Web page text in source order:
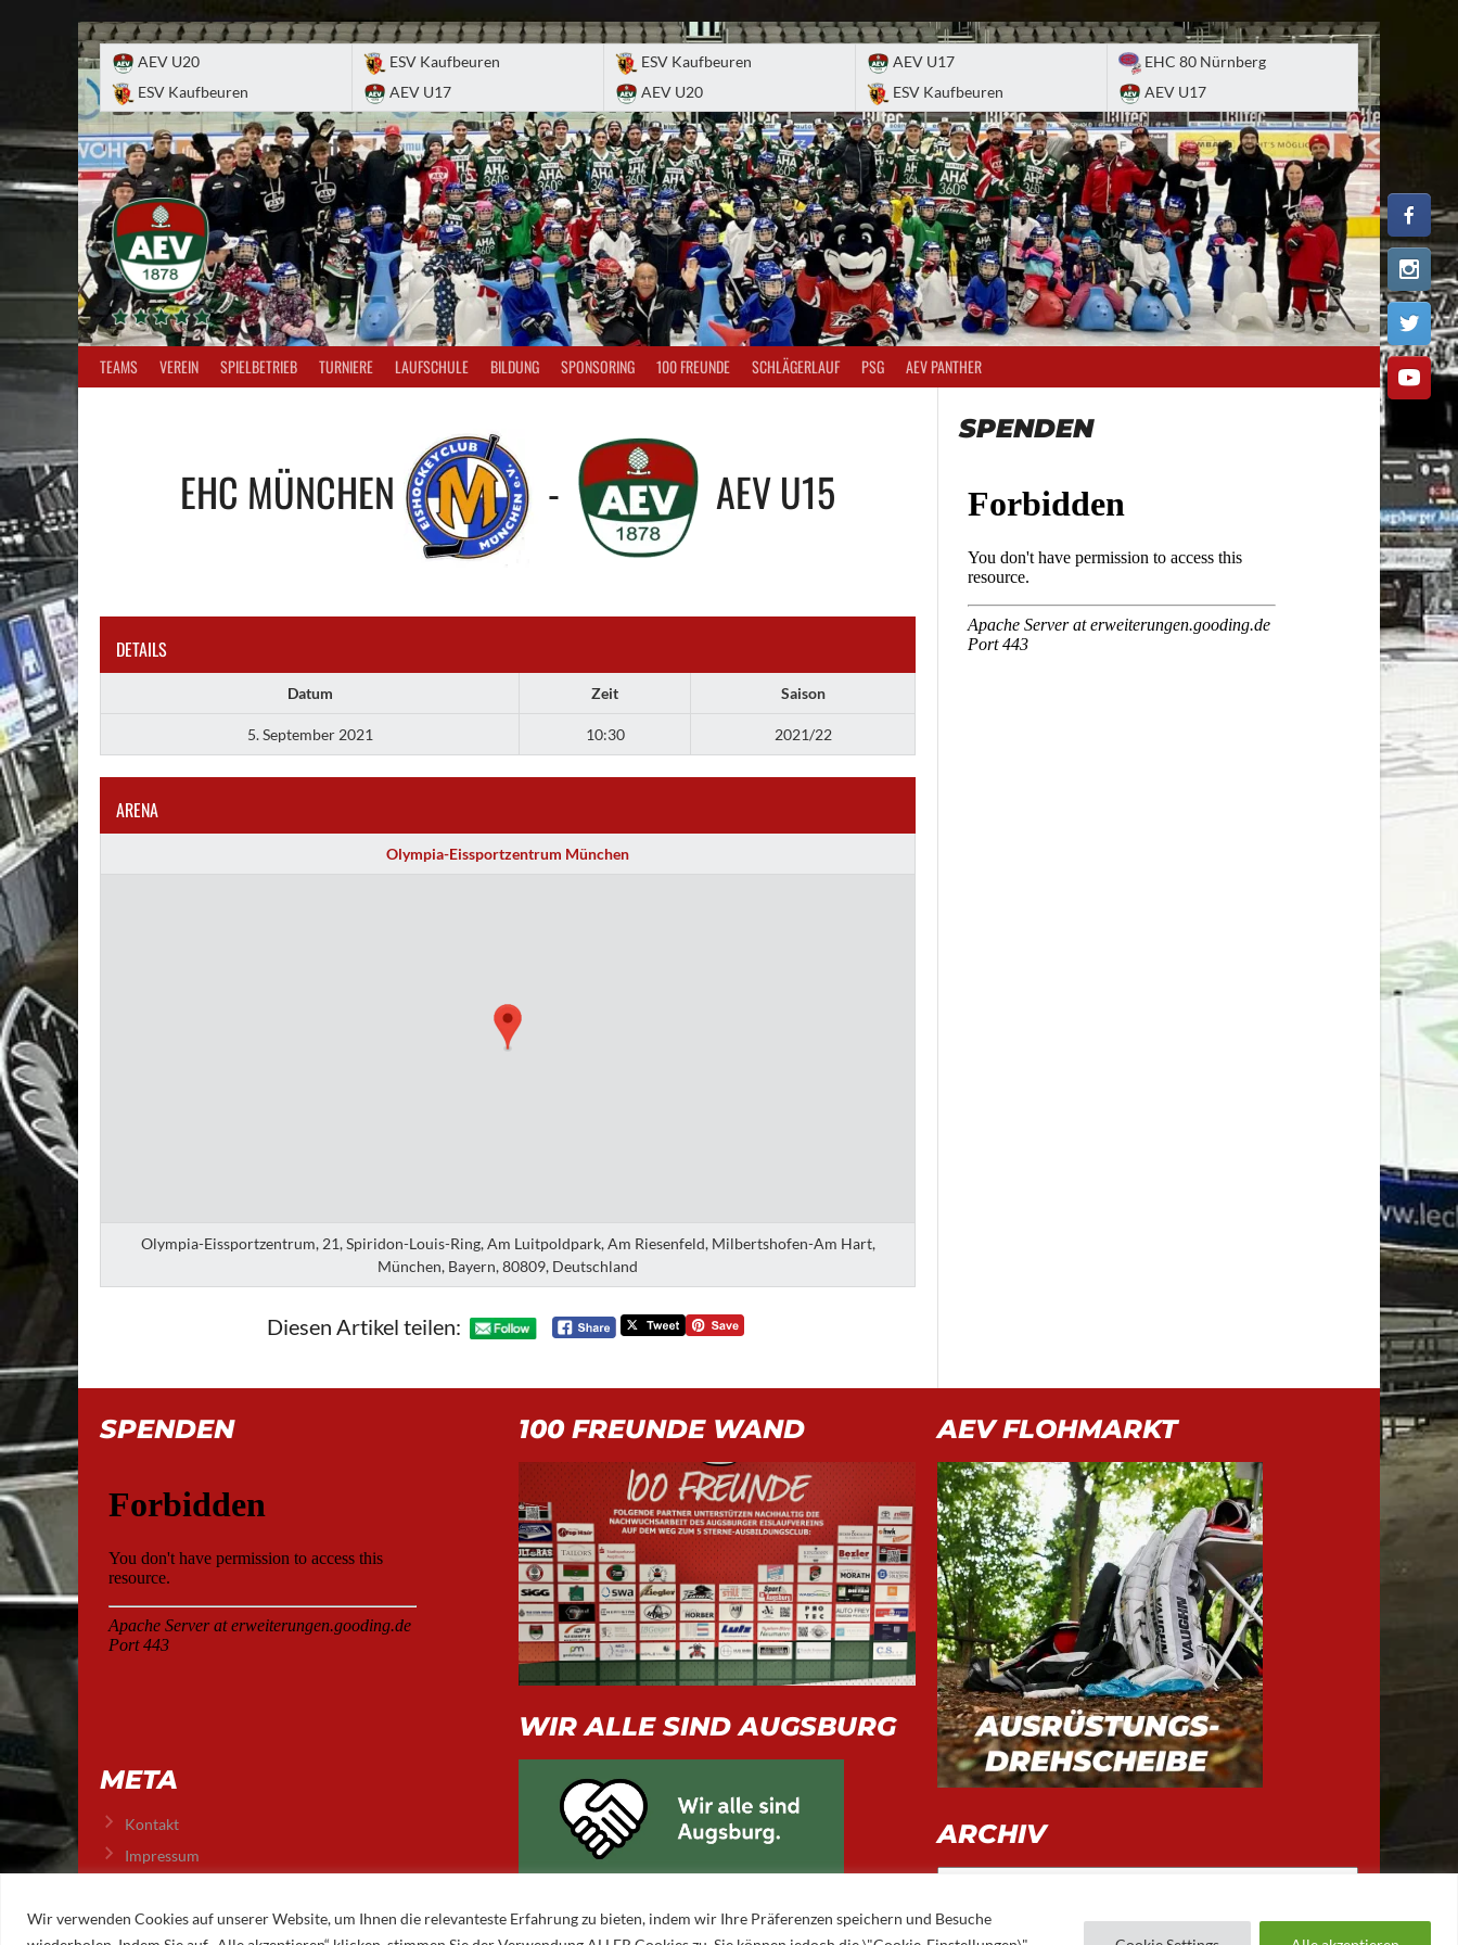
Wir verwenden Cookies auf unserer Website, um Ihnen die relevanteste Erfahrung zu bieten, indem wir Ihre Präferenzen speichern und Besuche
AEV U20
ESV Kaufbeuren
ESV Kaufbeuren
AEV U17
ESV Kaufbeuren
AEV U20
AEV U17
ESV Kaufbeuren
EHC 80 Nürnberg
AEV U17
TEAMS VEREIN SPIELBETRIEB TURNIERE LAUFSCHULE BILDUNG SPONSORING 100 FREUNDE SCHLÄGERLAUF PSG AEV PANTHER
EHC MÜNCHEN - AEV U15
DETAILS
Datum Zeit Saison
5. September 2021 10:30 2021/22
ARENA
Olympia-Eissportzentrum München
Olympia-Eissportzentrum, 21, Spiridon-Louis-Ring, Am Luitpoldpark, Am Riesenfeld, Milbertshofen-Am Hart,
München, Bayern, 80809, Deutschland
Diesen Artikel teilen:
SPENDEN
SPENDEN
META
Kontakt
Impressum
100 FREUNDE WAND
WIR ALLE SIND AUGSBURG
AEV FLOHMARKT
ARCHIV
Archiv